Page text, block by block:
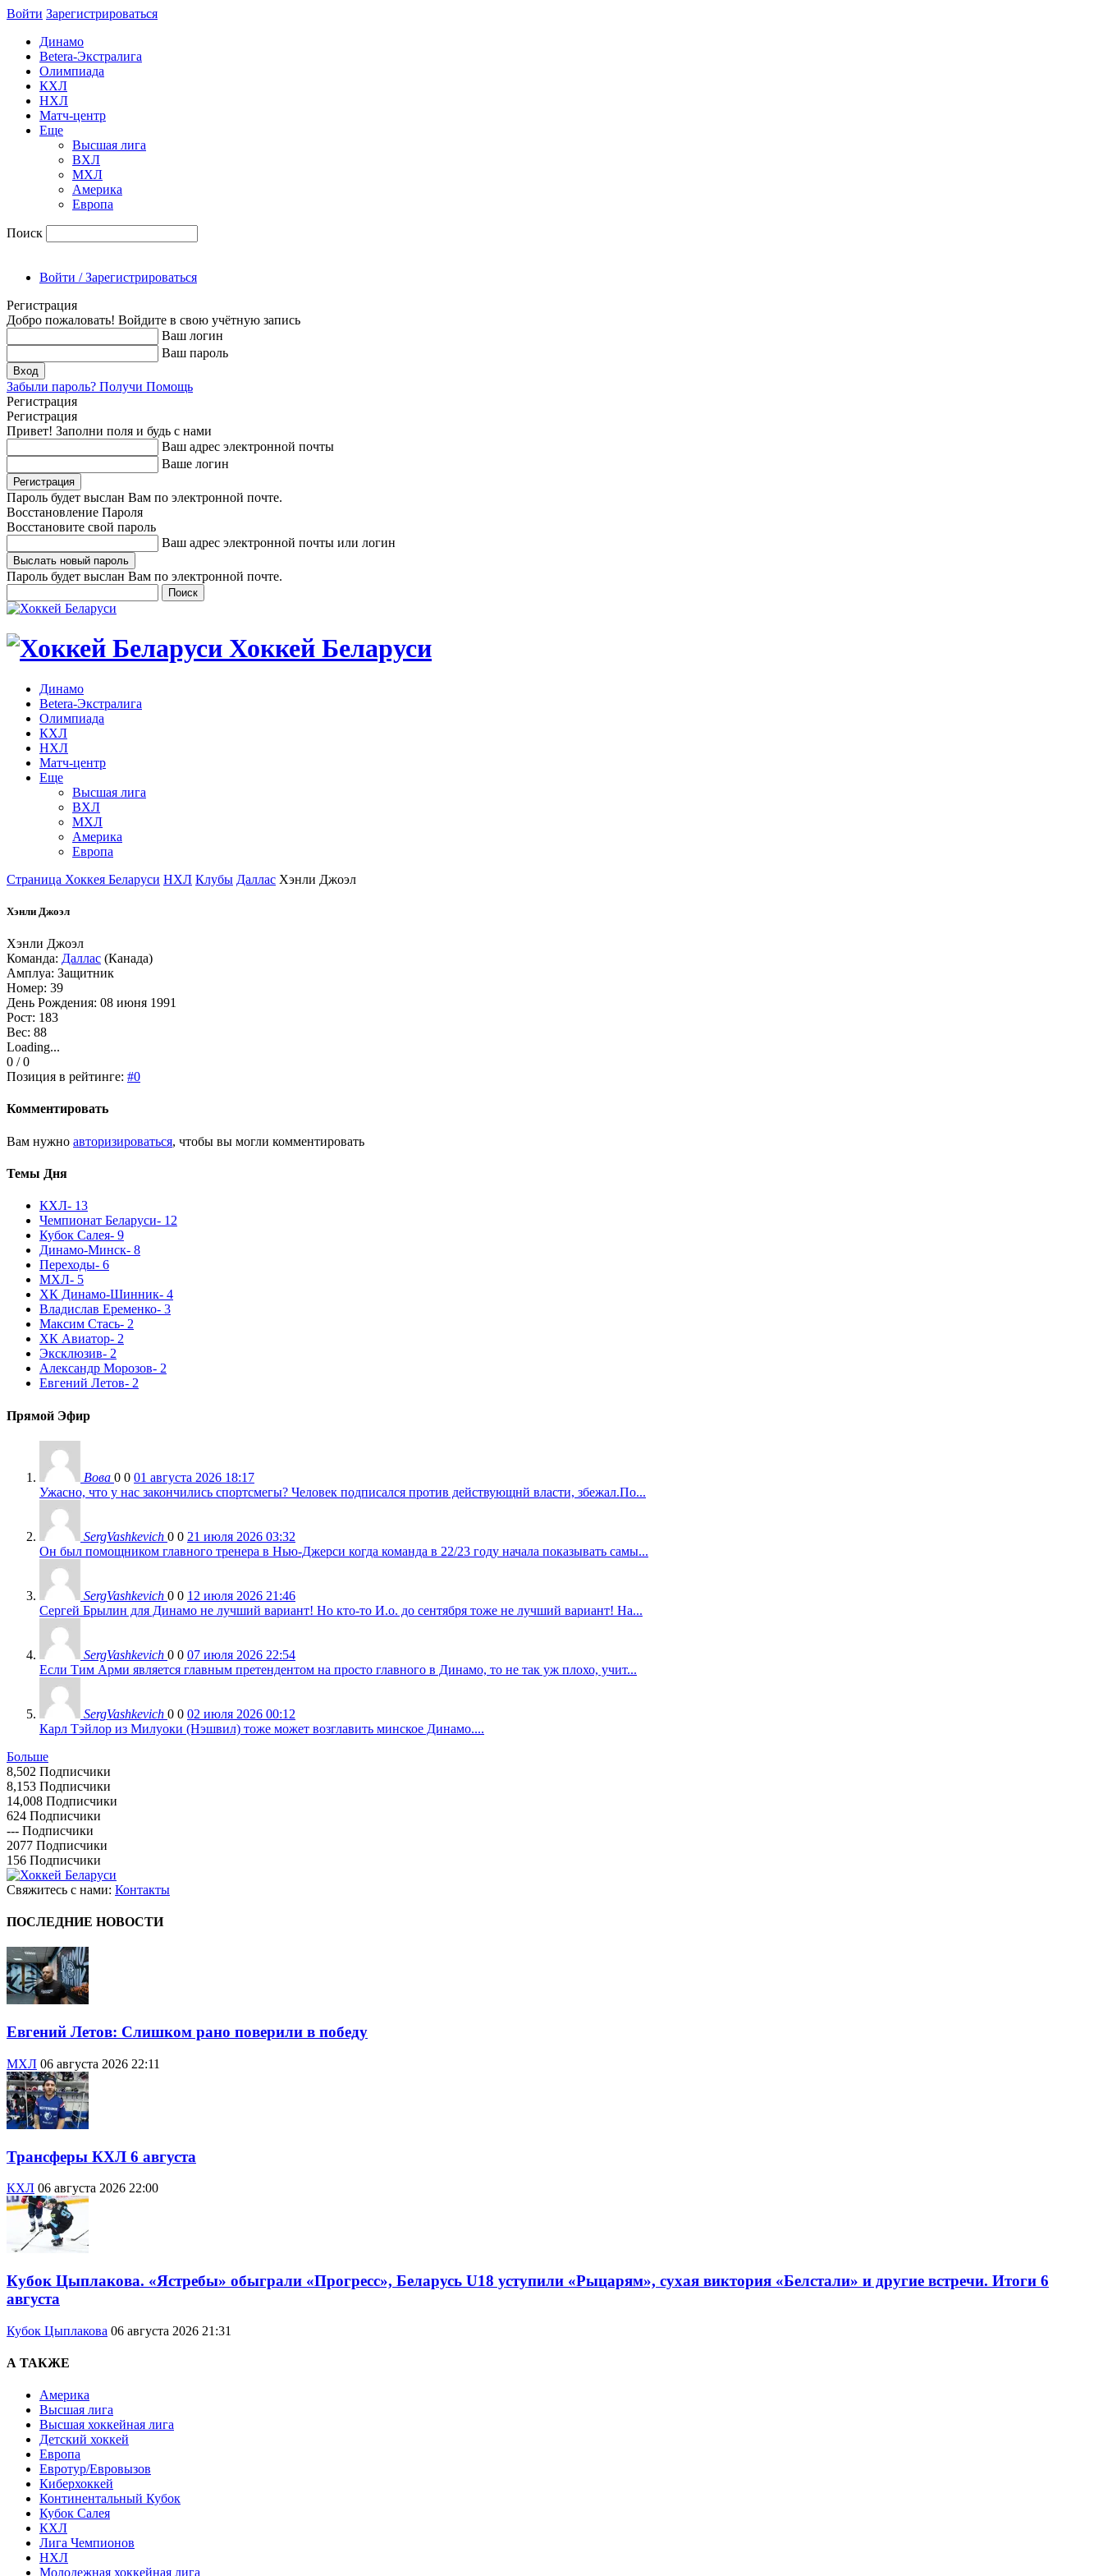
Войти Зарегиcтрироваться
Динамо
Betera-Экстралига
Олимпиада
КХЛ
НХЛ
Матч-центр
Еще
Высшая лига
ВХЛ
МХЛ
Америка
Европа
Поиск
Войти / Зарегистрироваться
Регистрация
Добро пожаловать! Войдите в свою учётную запись
Ваш логин
Ваш пароль
Забыли пароль? Получи Помощь
Регистрация
Регистрация
Привет! Заполни поля и будь с нами
Ваш адрес электронной почты
Ваше логин
Пароль будет выслан Вам по электронной почте.
Восстановление Пароля
Восстановите свой пароль
Ваш адрес электронной почты или логин
Пароль будет выслан Вам по электронной почте.
Хоккей Беларуси
Динамо
Betera-Экстралига
Олимпиада
КХЛ
НХЛ
Матч-центр
Еще
Высшая лига
ВХЛ
МХЛ
Америка
Европа
Страница Хоккея Беларуси НХЛ Клубы Даллас Хэнли Джоэл
Хэнли Джоэл
Хэнли Джоэл
Команда: Даллас (Канада)
Амплуа: Защитник
Номер: 39
День Рождения: 08 июня 1991
Рост: 183
Вес: 88
Loading...
0 / 0
Позиция в рейтинге: #0
Комментировать
Вам нужно авторизироваться, чтобы вы могли комментировать
Темы Дня
КХЛ- 13
Чемпионат Беларуси- 12
Кубок Салея- 9
Динамо-Минск- 8
Переходы- 6
МХЛ- 5
ХК Динамо-Шинник- 4
Владислав Еременко- 3
Максим Стась- 2
ХК Авиатор- 2
Эксклюзив- 2
Александр Морозов- 2
Евгений Летов- 2
Прямой Эфир
Вова 0 0 01 августа 2026 18:17
Ужасно, что у нас закончились спортсмегы? Человек подписался против действующнй власти, збежал.По...
SergVashkevich 0 0 21 июля 2026 03:32
Он был помощником главного тренера в Нью-Джерси когда команда в 22/23 году начала показывать самы...
SergVashkevich 0 0 12 июля 2026 21:46
Сергей Брылин для Динамо не лучший вариант! Но кто-то И.о. до сентября тоже не лучший вариант! На...
SergVashkevich 0 0 07 июля 2026 22:54
Если Тим Арми является главным претендентом на просто главного в Динамо, то не так уж плохо, учит...
SergVashkevich 0 0 02 июля 2026 00:12
Карл Тэйлор из Милуоки (Нэшвил) тоже может возглавить минское Динамо....
Больше
8,502 Подписчики
8,153 Подписчики
14,008 Подписчики
624 Подписчики
--- Подписчики
2077 Подписчики
156 Подписчики
Свяжитесь с нами: Контакты
ПОСЛЕДНИЕ НОВОСТИ
Евгений Летов: Слишком рано поверили в победу
МХЛ 06 августа 2026 22:11
Трансферы КХЛ 6 августа
КХЛ 06 августа 2026 22:00
Кубок Цыплакова. «Ястребы» обыграли «Прогресс», Беларусь U18 уступили «Рыцарям», сухая виктория «Белстали» и другие встречи. Итоги 6
августа
Кубок Цыплакова 06 августа 2026 21:31
А ТАКЖЕ
Америка
Высшая лига
Высшая хоккейная лига
Детский хоккей
Европа
Евротур/Евровызов
Киберхоккей
Континентальный Кубок
Кубок Салея
КХЛ
Лига Чемпионов
НХЛ
Молодежная хоккейная лига